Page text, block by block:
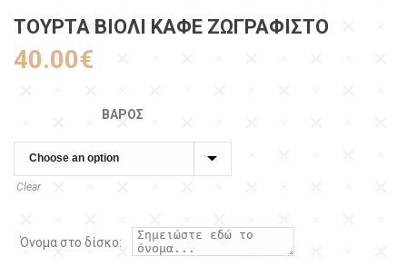
ΤΟΥΡΤΑ ΒΙΟΛΊ ΚΑΦΈ ΖΩΓΡΑΦΙΣΤΌ
40.00€
ΒΆΡΟΣ
Clear
Όνομα στο δίσκο: